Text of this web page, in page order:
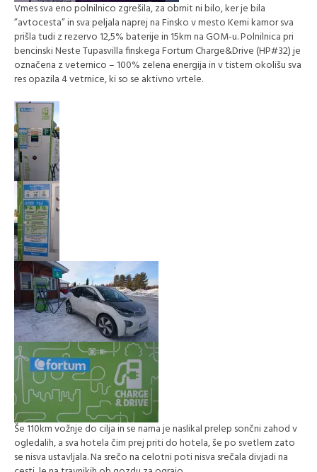
Vmes sva eno polnilnico zgrešila, za obrnit ni bilo, ker je bila
”avtocesta” in sva peljala naprej na Finsko v mesto Kemi kamor sva
prišla tudi z rezervo 12,5% baterije in 15km na GOM-u. Polnilnica pri
bencinski Neste Tupasvilla finskega Fortum Charge&Drive (HP#32) je
označena z veternico – 100% zelena energija in v tistem okolišu sva
res opazila 4 vetrnice, ki so se aktivno vrtele.
Še 110km vožnje do cilja in se nama je naslikal prelep sončni zahod v
ogledalih, a sva hotela čim prej priti do hotela, še po svetlem zato
se nisva ustavljala. Na srečo na celotni poti nisva srečala divjadi na